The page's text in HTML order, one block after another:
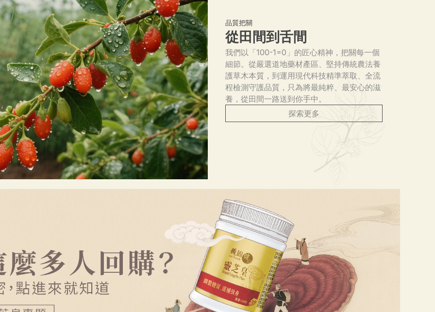
品質把關
從田間到舌間
我們以「100-1=0」的匠心精神，把關每一個
細節。從嚴選道地藥材產區、堅持傳統農法養
護草木本質，到運用現代科技精準萃取、全流
程檢測守護品質，只為將最純粹、最安心的滋
養，從田間一路送到你手中。
探索更多